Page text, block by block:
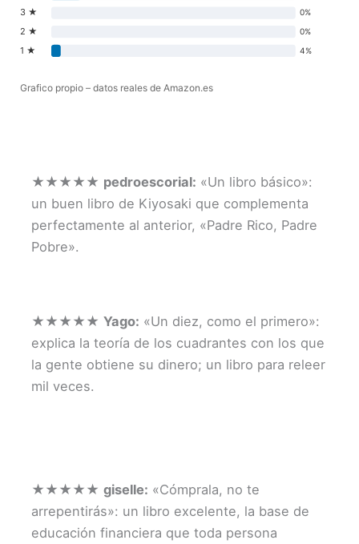
3 ★ 0%
2 ★ 0%
1 ★ 4%
Grafico propio – datos reales de Amazon.es
★★★★★ pedroescorial: «Un libro básico»:
un buen libro de Kiyosaki que complementa
perfectamente al anterior, «Padre Rico, Padre
Pobre».
★★★★★Yago: «Un diez, como el primero»:
explica la teoría de los cuadrantes con los que
la gente obtiene su dinero; un libro para releer
mil veces.
★★★★★giselle: «Cómprala, no te
arrepentirás»: un libro excelente, la base de
educación financiera que toda persona